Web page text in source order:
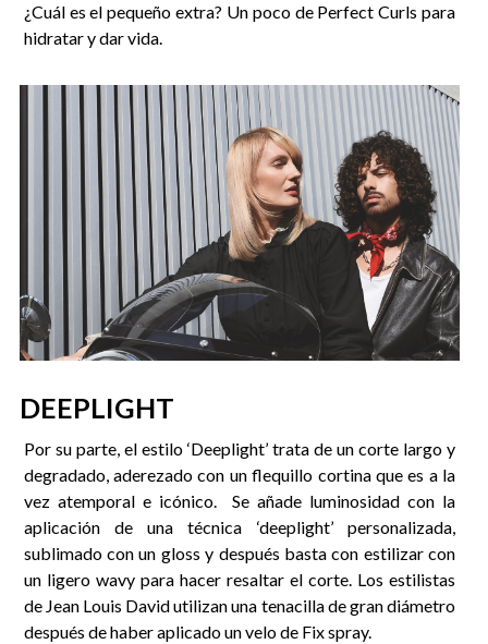
¿Cuál es el pequeño extra? Un poco de Perfect Curls para
hidratar y dar vida.
DEEPLIGHT
Por su parte, el estilo ‘Deeplight’ trata de un corte largo y
degradado, aderezado con un flequillo cortina que es a la
vez atemporal e icónico. Se añade luminosidad con la
aplicación de una técnica ‘deeplight’ personalizada,
sublimado con un gloss y después basta con estilizar con
un ligero wavy para hacer resaltar el corte. Los estilistas
de Jean Louis David utilizan una tenacilla de gran diámetro
después de haber aplicado un velo de Fix spray.